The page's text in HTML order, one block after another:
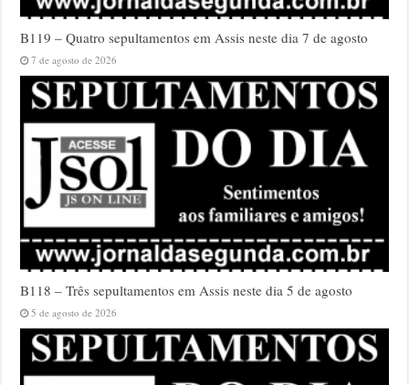
B119 – Quatro sepultamentos em Assis neste dia 7 de agosto
7 de agosto de 2026
B118 – Três sepultamentos em Assis neste dia 5 de agosto
5 de agosto de 2026